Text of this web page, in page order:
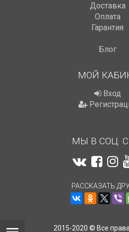
Доставка
Оплата
Гарантия
Блог
МОЙ
Вход
МЫ В СОЦ.
РАССКАЗАТЬ
2015-2020 © Все